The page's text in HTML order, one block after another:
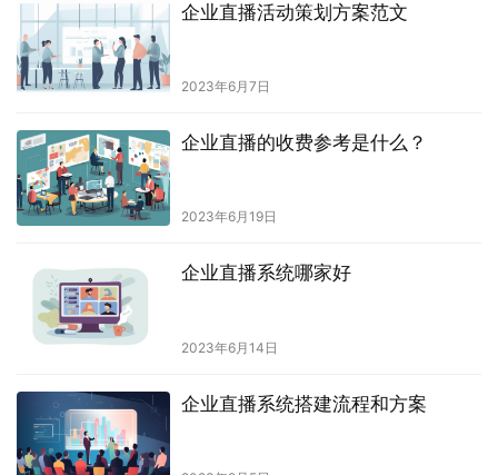
企业直播活动策划方案范文
2023年6月7日
企业直播的收费参考是什么？
2023年6月19日
企业直播系统哪家好
2023年6月14日
企业直播系统搭建流程和方案